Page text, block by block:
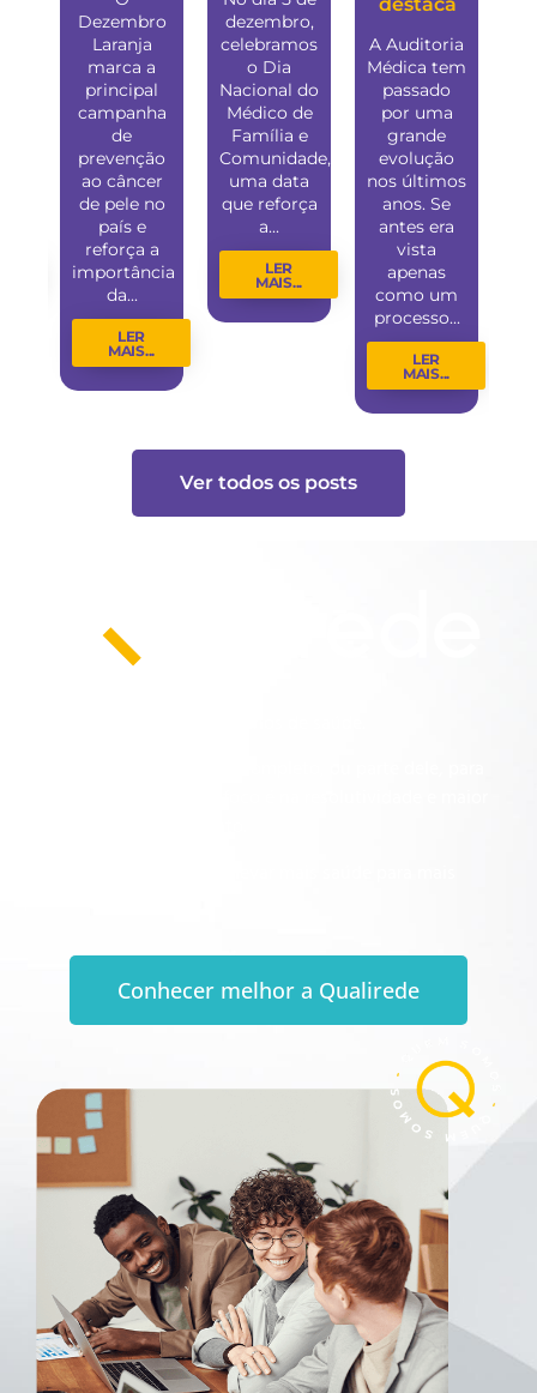
Dezembro
Laranja
marca a
principal
campanha
de
prevenção
ao câncer
de pele no
país e
reforça a
importância
da...
LER
MAIS...
dezembro,
celebramos
o Dia
Nacional do
Médico de
Família e
Comunidade,
uma data
que reforça
a...
LER
MAIS...
A Auditoria
Médica tem
passado
por uma
grande
evolução
nos últimos
anos. Se
antes era
vista
apenas
como um
processo...
LER
MAIS...
Ver todos os posts
Conhecer melhor a Qualirede